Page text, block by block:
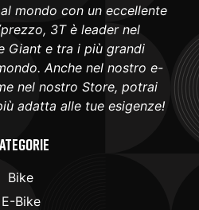
mondo con un eccellente
3T è leader nel
Giant e tra i più grandi
Anche nel nostro e-
nel nostro Store, potrai
adatta alle tue esigenze!
Bike
E-Bike